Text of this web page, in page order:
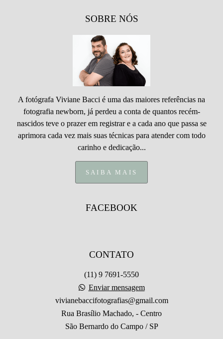
SOBRE NÓS
A fotógrafa Viviane Bacci é uma das maiores referências na
fotografia newborn, já perdeu a conta de quantos recém-
nascidos teve o prazer em registrar e a cada ano que passa se
aprimora cada vez mais suas técnicas para atender com todo
carinho e dedicação...
SAIBA MAIS
FACEBOOK
CONTATO
(11) 9 7691-5550
Enviar mensagem
vivianebaccifotografias@gmail.com
Rua Brasílio Machado, - Centro
São Bernardo do Campo / SP